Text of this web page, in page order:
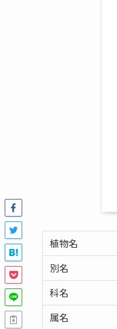
植物名
別名
科名
属名